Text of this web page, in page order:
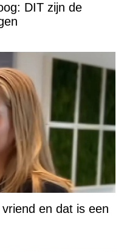
DIT zijn de
en dat is een